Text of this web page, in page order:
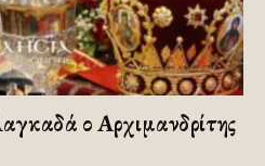
ο Αρχιμανδρίτης